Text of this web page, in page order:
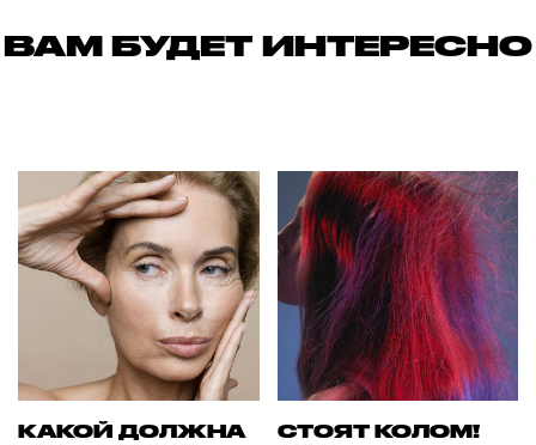
ВАМ БУДЕТ ИНТЕРЕСНО
КАКОЙ ДОЛЖНА
СТОЯТ КОЛОМ!